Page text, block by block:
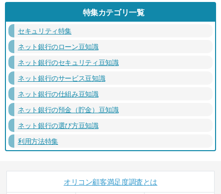
特集カテゴリ一覧
セキュリティ特集
ネット銀行のローン豆知識
ネット銀行のセキュリティ豆知識
ネット銀行のサービス豆知識
ネット銀行の仕組み豆知識
ネット銀行の預金（貯金）豆知識
ネット銀行の選び方豆知識
利用方法特集
オリコン顧客満足度調査とは